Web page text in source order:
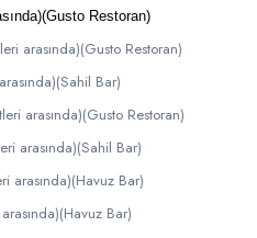
Restoran)
arasında)(Gusto Restoran)
Bar)
arasında)(Gusto Restoran)
arasında)(Sahil Bar)
arasında)(Havuz Bar)
Bar)